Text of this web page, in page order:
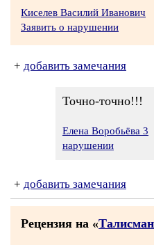
Киселев Василий Иванович
Заявить о нарушении
+ добавить замечания
Точно-точно!!!
Елена Воробьёва 3
нарушении
+ добавить замечания
Рецензия на «Талисман